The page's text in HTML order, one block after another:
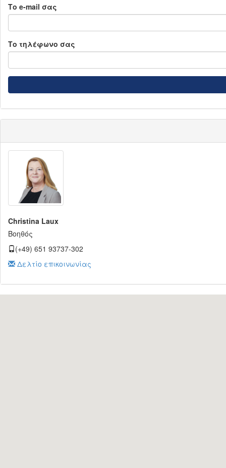
Το e-mail σας
Το τηλέφωνο σας
Christina Laux
Βοηθός
(+49) 651 93737-302
Δελτίο επικοινωνίας